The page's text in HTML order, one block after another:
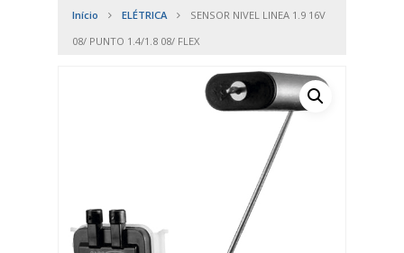
Início ELÉTRICA
SENSOR NIVEL LINEA 1.9 16V
08/ PUNTO 1.4/1.8 08/ FLEX